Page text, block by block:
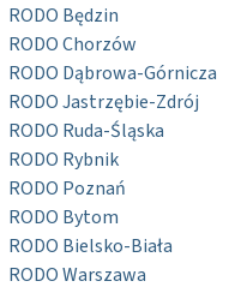
RODO Będzin
RODO Chorzów
RODO Dąbrowa-Górnicza
RODO Jastrzębie-Zdrój
RODO Ruda-Śląska
RODO Rybnik
RODO Poznań
RODO Bytom
RODO Bielsko-Biała
RODO Warszawa